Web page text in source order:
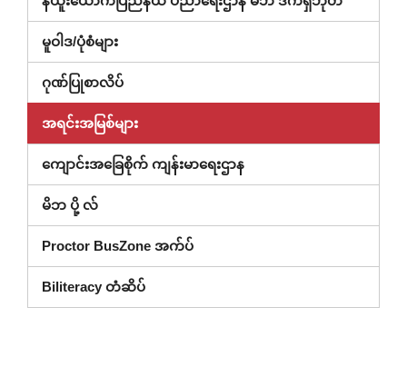
အသစ်
ဖွင့်
မူဝါဒ/ပုံစံများ
ဂုဏ်ပြုစာလိပ်
အရင်းအမြစ်များ
ကျောင်းအခြေစိုက် ကျန်းမာရေးဌာန
မိဘ ပို့ လ်
Proctor BusZone အက်ပ်
Biliteracy တံဆိပ်